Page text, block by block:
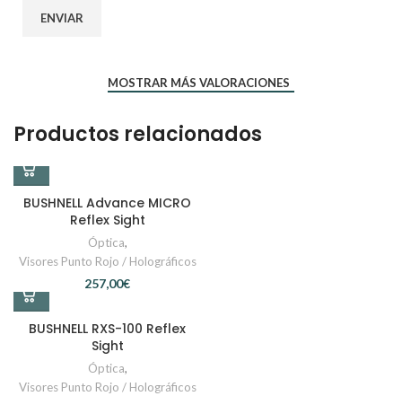
MOSTRAR MÁS VALORACIONES
Productos relacionados
BUSHNELL Advance MICRO
Reflex Sight
Óptica,
Visores Punto Rojo / Holográficos
€
BUSHNELL RXS-100 Reflex
Sight
Óptica,
Visores Punto Rojo / Holográficos